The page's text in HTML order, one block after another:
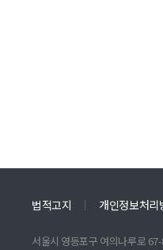
법적고지 개인정보처리
서울시 영등포구 여의나루로